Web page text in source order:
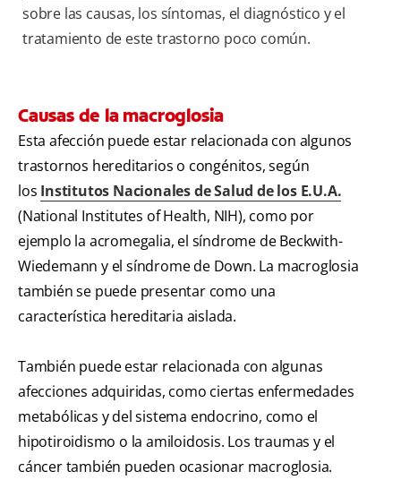
sobre las causas, los síntomas, el diagnóstico y el
tratamiento de este trastorno poco común.
Causas de la macroglosia
Esta afección puede estar relacionada con algunos
trastornos hereditarios o congénitos, según
los Institutos Nacionales de Salud de los E.U.A.
(National Institutes of Health, NIH), como por
ejemplo la acromegalia, el síndrome de Beckwith-
Wiedemann y el síndrome de Down. La macroglosia
también se puede presentar como una
característica hereditaria aislada.
También puede estar relacionada con algunas
afecciones adquiridas, como ciertas enfermedades
metabólicas y del sistema endocrino, como el
hipotiroidismo o la amiloidosis. Los traumas y el
cáncer también pueden ocasionar macroglosia.